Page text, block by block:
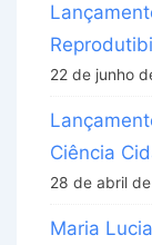
22 de junho
Ciência
28 de abril
Maria